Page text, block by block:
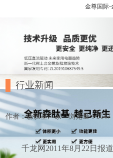
金尊国际-
行业新闻
作者：森肽基厂家 浏览量：3647
千龙网2011年8月22日报道